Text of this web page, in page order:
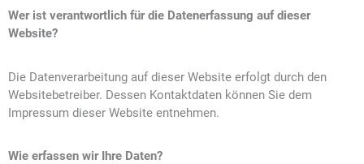
Wer ist verantwortlich für die Datenerfassung auf dieser
Website?
Die Datenverarbeitung auf dieser Website erfolgt durch den
Websitebetreiber. Dessen Kontaktdaten können Sie dem
Impressum dieser Website entnehmen.
Wie erfassen wir Ihre Daten?